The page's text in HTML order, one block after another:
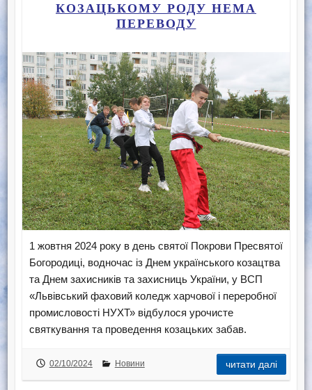
КОЗАЦЬКОМУ РОДУ НЕМА
ПЕРЕВОДУ
1 жовтня 2024 року в день святої Покрови Пресвятої
Богородиці, водночас із Днем українського козацтва
та Днем захисників та захисниць України, у ВСП
«Львівський фаховий коледж харчової і переробної
промисловості НУХТ» відбулося урочисте
святкування та проведення козацьких забав.
02/10/2024 Новини читати далі